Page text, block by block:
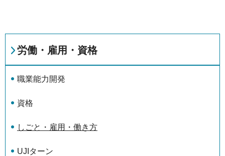
労働・雇用・資格
職業能力開発
資格
しごと・雇用・働き方
UJIターン